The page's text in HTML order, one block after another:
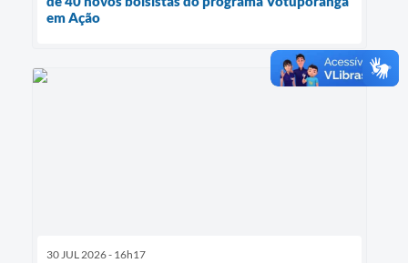
em Ação
30 JUL 2026 - 16h17